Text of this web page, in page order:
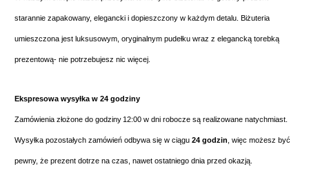
starannie zapakowany, elegancki i dopieszczony w każdym detalu. Biżuteria
umieszczona jest luksusowym, oryginalnym pudełku wraz z elegancką torebką
prezentową- nie potrzebujesz nic więcej.
Ekspresowa wysyłka w 24 godziny
Zamówienia złożone do godziny 12:00 w dni robocze są realizowane natychmiast.
Wysyłka pozostałych zamówień odbywa się w ciągu24 godzin , więc możesz być
pewny, że prezent dotrze na czas, nawet ostatniego dnia przed okazją.